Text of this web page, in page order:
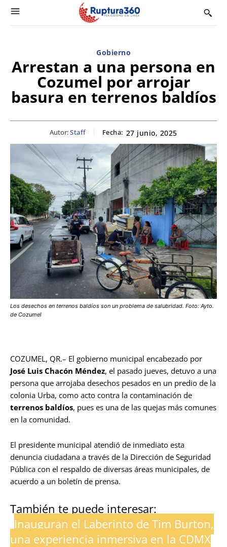
Gobierno
Arrestan a una persona en
Cozumel por arrojar
basura en terrenos baldíos
Autor:Staff Fecha: 27 junio, 2025
Los desechos en terrenos baldíos son un problema de salubridad. Foto: Ayto.
de Cozumel
COZUMEL, QR.– El gobierno municipal encabezado por
José Luis Chacón Méndez, el pasado jueves, detuvo a una
persona que arrojaba desechos pesados en un predio de la
colonia Urba, como acto contra la contaminación de
terrenos baldíos, pues es una de las quejas más comunes
en la comunidad.
El presidente municipal atendió de inmediato esta
denuncia ciudadana a través de la Dirección de Seguridad
Pública con el respaldo de diversas áreas municipales, de
acuerdo a un boletín de prensa.
También te puede interesar:
Inauguran el Laberinto de Tim Burton,
una experiencia inmersiva en la CDMX